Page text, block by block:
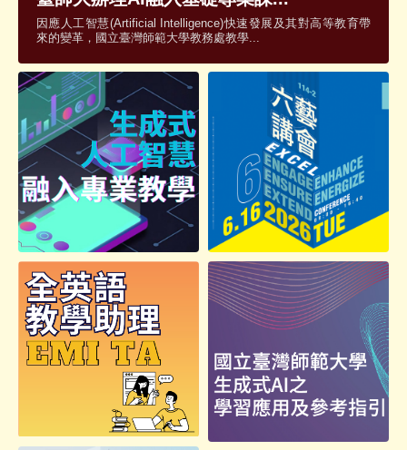
因應人工智慧(Artificial Intelligence)快速發展及其對高等教育帶
來的變革，國立臺灣師範大學教務處教學...